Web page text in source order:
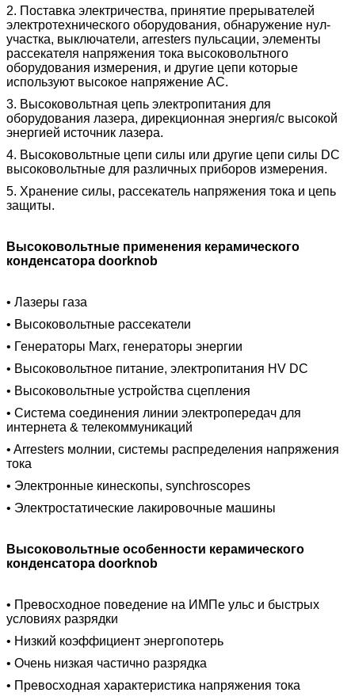
2. Поставка электричества, принятие прерывателей
электротехнического оборудования, обнаружение нул-
участка, выключатели, arresters пульсации, элементы
рассекателя напряжения тока высоковольтного
оборудования измерения, и другие цепи которые
используют высокое напряжение AC.
3. Высоковольтная цепь электропитания для
оборудования лазера, дирекционная энергия/с высокой
энергией источник лазера.
4. Высоковольтные цепи силы или другие цепи силы DC
высоковольтные для различных приборов измерения.
5. Хранение силы, рассекатель напряжения тока и цепь
защиты.
Высоковольтные применения керамического
конденсатора doorknob
• Лазеры газа
• Высоковольтные рассекатели
• Генераторы Marx, генераторы энергии
• Высоковольтное питание, электропитания HV DC
• Высоковольтные устройства сцепления
• Система соединения линии электропередач для
интернета & телекоммуникаций
• Arresters молнии, системы распределения напряжения
тока
• Электронные кинескопы, synchroscopes
• Электростатические лакировочные машины
Высоковольтные особенности керамического
конденсатора doorknob
• Превосходное поведение на ИМПе ульс и быстрых
условиях разрядки
• Низкий коэффициент энергопотерь
• Очень низкая частично разрядка
• Превосходная характеристика напряжения тока